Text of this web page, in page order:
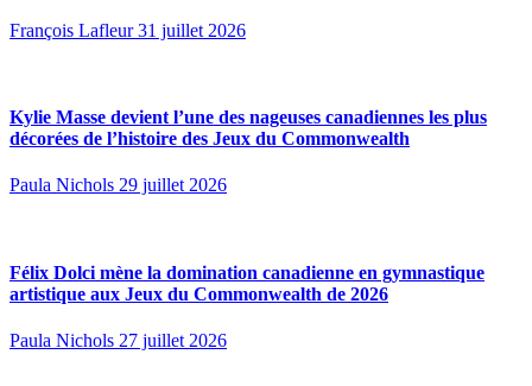
François Lafleur 31 juillet 2026
Kylie Masse devient l’une des nageuses canadiennes les plus
décorées de l’histoire des Jeux du Commonwealth
Paula Nichols 29 juillet 2026
Félix Dolci mène la domination canadienne en gymnastique
artistique aux Jeux du Commonwealth de 2026
Paula Nichols 27 juillet 2026